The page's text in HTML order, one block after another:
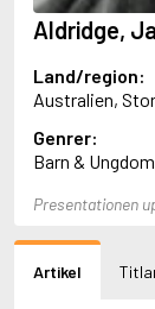
Adamov, Arthur
Adams, Douglas
Adams, Jane
Adams, Richard
Adbåge, Emma
Adbåge, Lisen
Adelborg, Ottilia
Adichie,
Adler-Olsen,
Adlerbeth,
Aldridge,
Land/region:
Australien,
Genrer:
Barn &
Presentationen
Artikel